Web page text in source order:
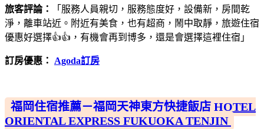
旅客評論：
「服務人員親切，服務態度好，設備新，房間乾
淨，離車站近。附近有美食，也有超商，鬧中取靜，旅遊住宿
優惠好選擇👍👍，有機會再到博多，還是會選擇這裡住宿」
訂房優惠： Agoda訂房
福岡住宿推薦－福岡天神東方快捷飯店 HOTEL
ORIENTAL EXPRESS FUKUOKA TENJIN